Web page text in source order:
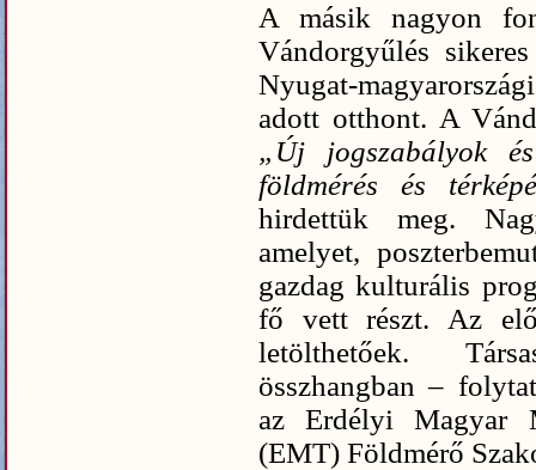
A másik nagyon
Vándorgyűlés
Nyugat-
adott otthont. A
„Új jogszabályok
földmérés és
hirdettük meg.
amelyet,
gazdag kulturális
fő vett részt. Az
letölthetőek.
összhangban –
az Erdélyi Magyar
(EMT) Földmérő